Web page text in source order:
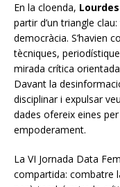
En la cloenda,
partir d’un triangle
democràcia. S’havien
tècniques,
mirada crítica
Davant la
disciplinar i expulsar
dades ofereix eines
empoderament.
La VI Jornada Data
compartida: combatre